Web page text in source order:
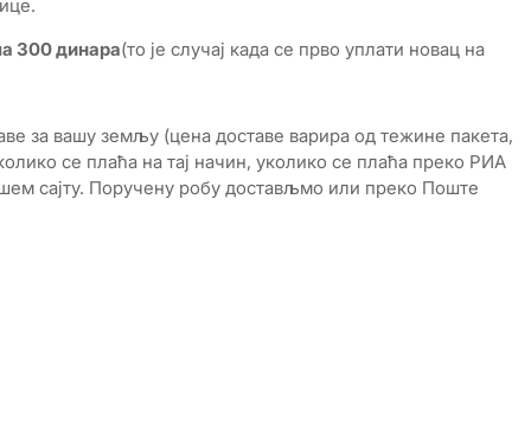
300 динара(то је случај када се прво уплати новац на
за вашу земљу (цена доставе варира од тежине пакета,
се плаћа на тај начин, уколико се плаћа преко РИА
сајту. Поручену робу достављмо или преко Поште